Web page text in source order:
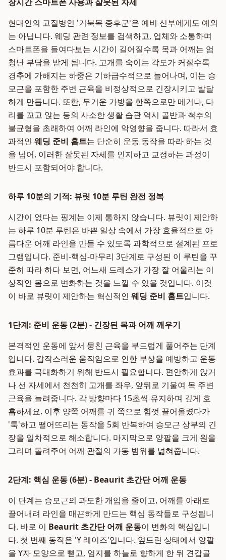
현대인의 고질병인 '거북목 증후군'은 예비 신부에게도 예외
는 아닙니다. 웨딩 관련 정보를 검색하고, 업체와 소통하며
스마트폰을 들여다보는 시간이 길어질수록 목과 어깨는 엄
청난 부담을 받게 됩니다. 고개를 숙이는 각도가 커질수록
경추에 가해지는 하중은 기하급수적으로 늘어나며, 이는 승
모근을 포함한 주변 근육을 비정상적으로 긴장시키고 발달
하게 만듭니다. 또한, 무거운 가방을 한쪽으로만 메거나, 다
리를 꼬고 앉는 등의 사소한 생활 습관 역시 골반과 척추의
불균형을 초래하여 어깨 라인에 악영향을 줍니다. 따라서 효
과적인 웨딩 준비 홈트는 단순히 운동 동작을 따라 하는 것
을 넘어, 이러한 잘못된 자세를 인지하고 교정하는 과정이
반드시 포함되어야 합니다.
하루 10분의 기적: 뷰릿 10분 루틴 완전 정복
시간이 없다는 핑계는 이제 통하지 않습니다. 뷰릿이 제안하
는 하루 10분 루틴은 바쁜 일상 속에서 가장 효율적으로 아
름다운 어깨 라인을 만들 수 있도록 과학적으로 설계된 프로
그램입니다. 준비-핵심-마무리 3단계로 구성된 이 루틴을 꾸
준히 따라 하다 보면, 어느새 드레스가 가장 잘 어울리는 이
상적인 몸으로 변화하는 것을 느낄 수 있을 것입니다. 이것
이 바로 뷰릿이 제안하는 혁신적인 웨딩 준비 홈트입니다.
1단계: 준비 운동 (2분) - 긴장된 목과 어깨 깨우기
본격적인 운동에 앞서 뭉친 근육을 부드럽게 풀어주는 단계
입니다. 갑작스러운 움직임으로 인한 부상을 예방하고 운동
효과를 극대화하기 위해 반드시 필요합니다. 편안하게 앉거
나 선 자세에서 천천히 고개를 좌우, 앞뒤로 기울여 목 주변
근육을 늘려줍니다. 각 방향마다 15초씩 유지하며 깊게 호
흡하세요. 이후 양쪽 어깨를 귀 쪽으로 힘껏 끌어올렸다가
'툭'하고 떨어뜨리는 동작을 5회 반복하여 승모근 상부의 긴
장을 일차적으로 해소합니다. 마지막으로 양팔을 크게 원을
그리며 돌려주어 어깨 관절의 가동 범위를 넓혀줍니다.
2단계: 핵심 운동 (6분) - Beaurit 초간단 어깨 운동
이 단계는 승모근의 과도한 개입을 줄이고, 어깨를 아래로
끌어내려 라인을 매끈하게 만드는 핵심 동작들로 구성됩니
다. 바로 이 Beaurit 초간단 어깨 운동이 변화의 핵심입니
다. 첫 번째 동작은 'Y 레이즈'입니다. 엎드린 상태에서 양팔
을 Y자 모양으로 뻗고, 엄지를 하늘로 향하게 한 뒤 견갑골